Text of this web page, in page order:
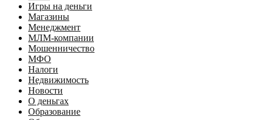
Игры на деньги
Магазины
Менеджмент
МЛМ-компании
Мошенничество
МФО
Налоги
Недвижимость
Новости
О деньгах
Образование